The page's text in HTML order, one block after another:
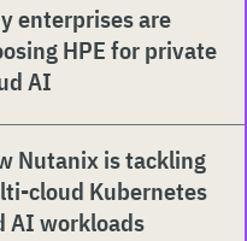
enterprises are
HPE for private
AI
Nutanix is tackling
cloud Kubernetes
AI workloads